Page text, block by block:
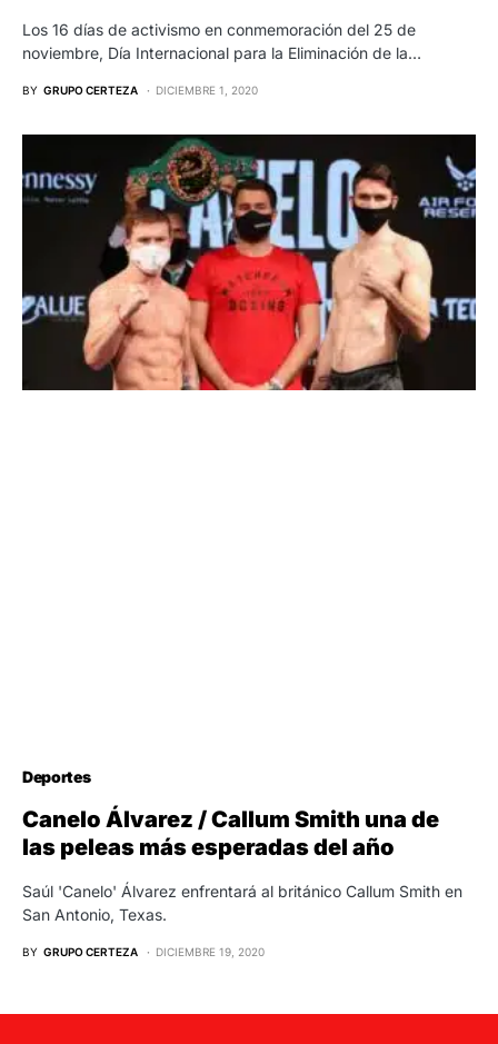
Los 16 días de activismo en conmemoración del 25 de
noviembre, Día Internacional para la Eliminación de la…
BY GRUPO CERTEZA DICIEMBRE 1, 2020
Deportes
Canelo Álvarez / Callum Smith una de
las peleas más esperadas del año
Saúl 'Canelo' Álvarez enfrentará al británico Callum Smith en
San Antonio, Texas.
BY GRUPO CERTEZA DICIEMBRE 19, 2020